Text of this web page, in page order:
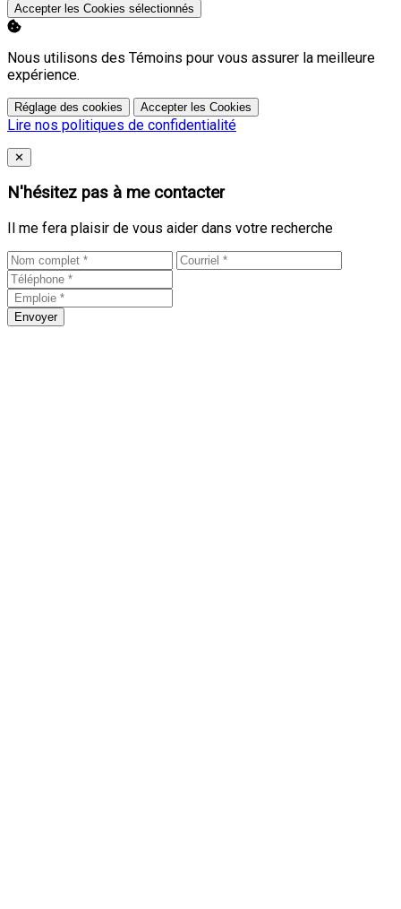
Accepter les Cookies sélectionnés
Nous utilisons des Témoins pour vous assurer la meilleure
expérience.
Réglage des cookies Accepter les Cookies
Lire nos politiques de confidentialité
Close
✕
N'hésitez pas à me contacter
Il me fera plaisir de vous aider dans votre recherche
Envoyer